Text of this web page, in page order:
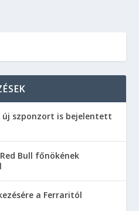
szponzort is bejelentett
Bull főnökének
a Ferraritól